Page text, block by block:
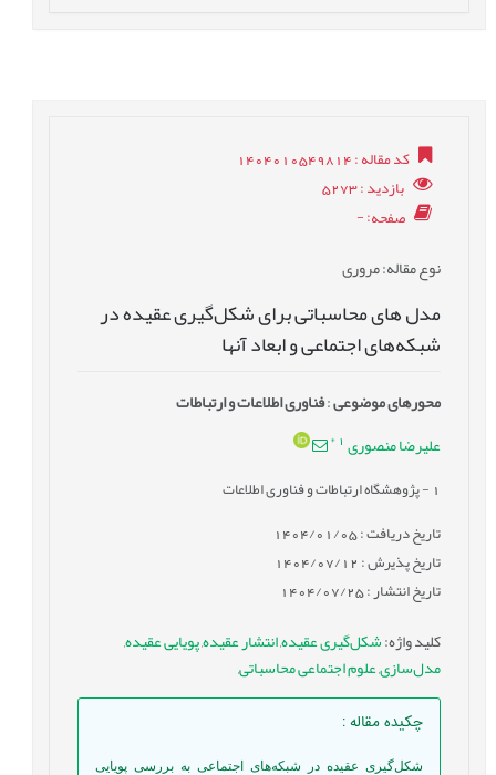
کد مقاله: 1404010549814
بازدید: 5273
صفحه: -
نوع مقاله: مروری
مدل های محاسباتی برای شکل‌گیری عقیده در
شبکه‌های اجتماعی و ابعاد آنها
محورهای موضوعی:فناوری اطلاعات و ارتباطات
علیرضا منصوری *
- پژوهشگاه ارتباطات و فناوری اطلاعات
تاریخ دریافت : 1404/01/05
تاریخ پذیرش : 1404/07/12
تاریخ انتشار : 1404/07/25
کلید واژه:شکل‌گیری عقیده,انتشار عقیده,پویایی عقیده,
مدل‌سازی,علوم اجتماعی محاسباتی,
چکیده مقاله:
شکل‌گیری عقیده در شبکه‌های اجتماعی به بررسی پویایی